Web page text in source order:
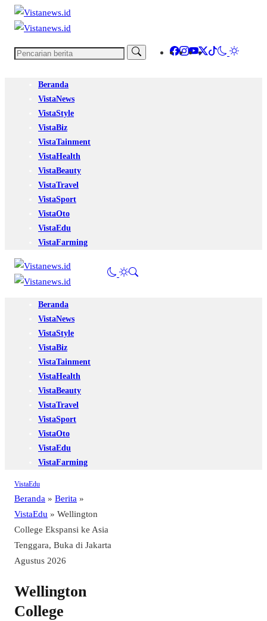
Beranda
VistaNews
VistaStyle
VistaBiz
VistaTainment
VistaHealth
VistaBeauty
VistaTravel
VistaSport
VistaOto
VistaEdu
VistaFarming
Beranda
VistaNews
VistaStyle
VistaBiz
VistaTainment
VistaHealth
VistaBeauty
VistaTravel
VistaSport
VistaOto
VistaEdu
VistaFarming
VistaEdu
Beranda » Berita »
VistaEdu » Wellington
College Ekspansi ke Asia
Tenggara, Buka di Jakarta
Agustus 2026
Wellington
College